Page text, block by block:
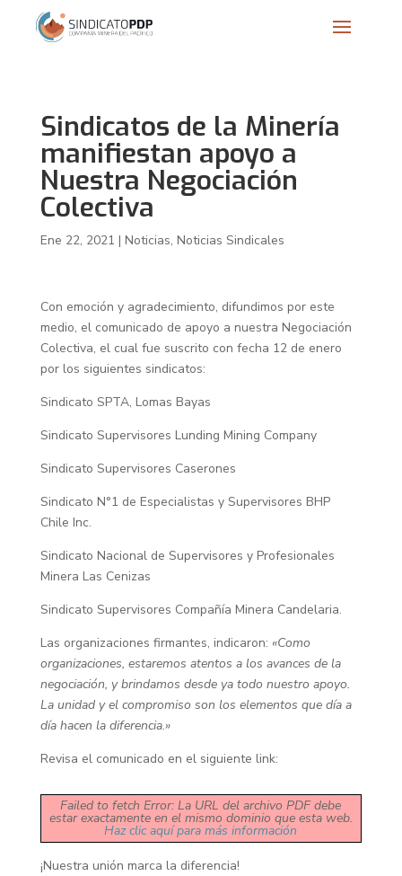
Sindicatos de la Minería
manifiestan apoyo a
Nuestra Negociación
Colectiva
Ene 22, 2021 | Noticias, Noticias Sindicales
Con emoción y agradecimiento, difundimos por este
medio, el comunicado de apoyo a nuestra Negociación
Colectiva, el cual fue suscrito con fecha 12 de enero
por los siguientes sindicatos:
Sindicato SPTA, Lomas Bayas
Sindicato Supervisores Lunding Mining Company
Sindicato Supervisores Caserones
Sindicato N°1 de Especialistas y Supervisores BHP
Chile Inc.
Sindicato Nacional de Supervisores y Profesionales
Minera Las Cenizas
Sindicato Supervisores Compañía Minera Candelaria.
Las organizaciones firmantes, indicaron: «Como
organizaciones, estaremos atentos a los avances de la
negociación, y brindamos desde ya todo nuestro apoyo.
La unidad y el compromiso son los elementos que día a
día hacen la diferencia.»
Revisa el comunicado en el siguiente link:
Failed to fetch Error: La URL del archivo PDF debe
estar exactamente en el mismo dominio que esta web.
Haz clic aquí para más información
¡Nuestra unión marca la diferencia!